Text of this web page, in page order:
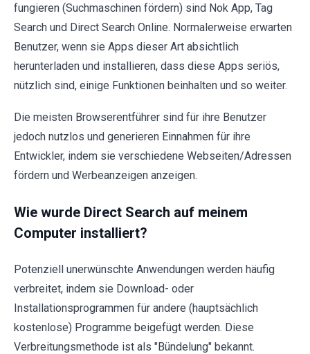
fungieren (Suchmaschinen fördern) sind Nok App, Tag
Search und Direct Search Online. Normalerweise erwarten
Benutzer, wenn sie Apps dieser Art absichtlich
herunterladen und installieren, dass diese Apps seriös,
nützlich sind, einige Funktionen beinhalten und so weiter.
Die meisten Browserentführer sind für ihre Benutzer
jedoch nutzlos und generieren Einnahmen für ihre
Entwickler, indem sie verschiedene Webseiten/Adressen
fördern und Werbeanzeigen anzeigen.
Wie wurde Direct Search auf meinem
Computer installiert?
Potenziell unerwünschte Anwendungen werden häufig
verbreitet, indem sie Download- oder
Installationsprogrammen für andere (hauptsächlich
kostenlose) Programme beigefügt werden. Diese
Verbreitungsmethode ist als "Bündelung" bekannt.